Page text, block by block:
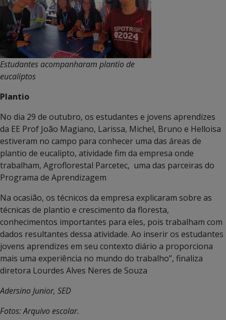
Estudantes acompanharam plantio de
eucaliptos
Plantio
No dia 29 de outubro, os estudantes e jovens aprendizes
da EE Prof João Magiano, Larissa, Michel, Bruno e Helloisa
estiveram no campo para conhecer uma das áreas de
plantio de eucalipto, atividade fim da empresa onde
trabalham, Agroflorestal Parcetec, uma das parceiras do
Programa de Aprendizagem
Na ocasião, os técnicos da empresa explicaram sobre as
técnicas de plantio e crescimento da floresta,
conhecimentos importantes para eles, pois trabalham com
dados resultantes dessa atividade. Ao inserir os estudantes
jovens aprendizes em seu contexto diário a proporciona
mais uma experiência no mundo do trabalho”, finaliza
diretora Lourdes Alves Neres de Souza
Adersino Junior, SED
Fotos: Arquivo escolar.